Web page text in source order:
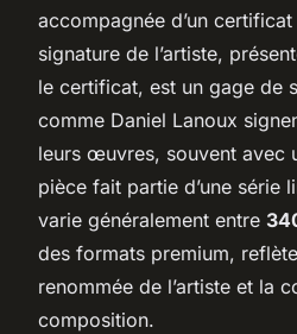
accompagnée d’un certificat
signature de l’artiste,
le certificat, est un gage de
comme Daniel Lanoux
leurs œuvres, souvent avec
pièce fait partie d’une série
varie généralement entre
des formats premium,
renommée de l’artiste et la
composition.